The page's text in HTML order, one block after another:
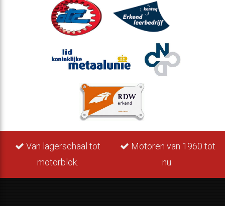
Van lagerschaal tot
motorblok.
Motoren van 1960 tot
nu.